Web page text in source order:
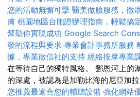
您的活動無懈可擊 醫美做臉服務，徹
膚 桃園地區台胞證辦理指南，輕鬆搞
幫助你實現成功 Google Search
發的流程與要求 專業會計事務所服務
據，專業徵信社的支持 經絡按摩專業
在等待自己的獨特風格。 鄧恩河上的
的深處，被認為是加勒比海的尼亞加拉
您推薦最適合您的輔聽設備 強化網站